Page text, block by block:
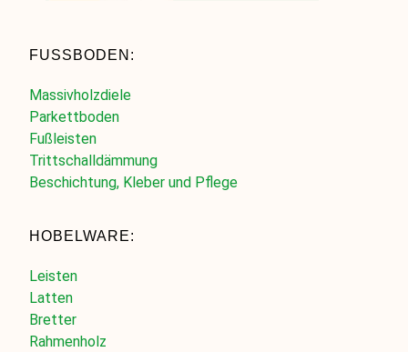
FUSSBODEN:
Massivholzdiele
Parkettboden
Fußleisten
Trittschalldämmung
Beschichtung, Kleber und Pflege
HOBELWARE:
Leisten
Latten
Bretter
Rahmenholz